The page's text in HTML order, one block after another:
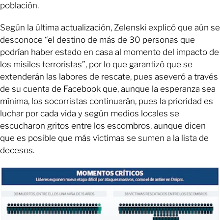
población.
Según la última actualización, Zelenski explicó que aún se
desconoce “el destino de más de 30 personas que
podrían haber estado en casa al momento del impacto de
los misiles terroristas”, por lo que garantizó que se
extenderán las labores de rescate, pues aseveró a través
de su cuenta de Facebook que, aunque la esperanza sea
mínima, los socorristas continuarán, pues la prioridad es
luchar por cada vida y según medios locales se
escucharon gritos entre los escombros, aunque dicen
que es posible que más víctimas se sumen a la lista de
decesos.